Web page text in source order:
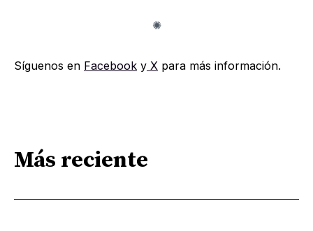
Síguenos en Facebook y X para más información.
Más reciente